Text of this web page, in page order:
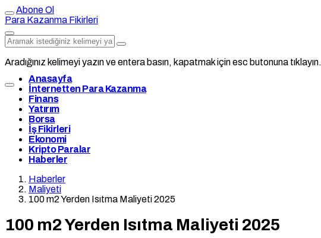
Abone Ol
Para Kazanma Fikirleri
Aradığınız kelimeyi yazın ve entera basın, kapatmak için esc butonuna tıklayın.
Anasayfa
İnternetten Para Kazanma
Finans
Yatırım
Borsa
İş Fikirleri
Ekonomi
Kripto Paralar
Haberler
Haberler
Maliyeti
100 m2 Yerden Isıtma Maliyeti 2025
100 m2 Yerden Isıtma Maliyeti 2025